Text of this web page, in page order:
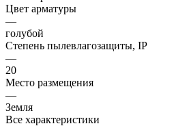
Цвет арматуры
—
голубой
Степень пылевлагозащиты, IP
—
20
Место размещения
—
Земля
Все характеристики